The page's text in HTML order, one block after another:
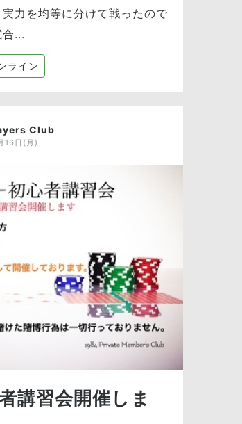
力を均等に分けて戦ったので
...
ライン
Club
16日(月)
講習会開催しま